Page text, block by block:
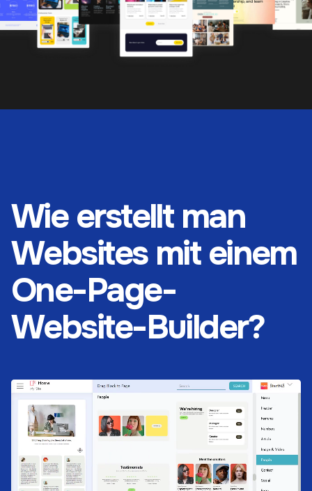
Wie erstellt man
Websites mit einem
One-Page-
Website-Builder?